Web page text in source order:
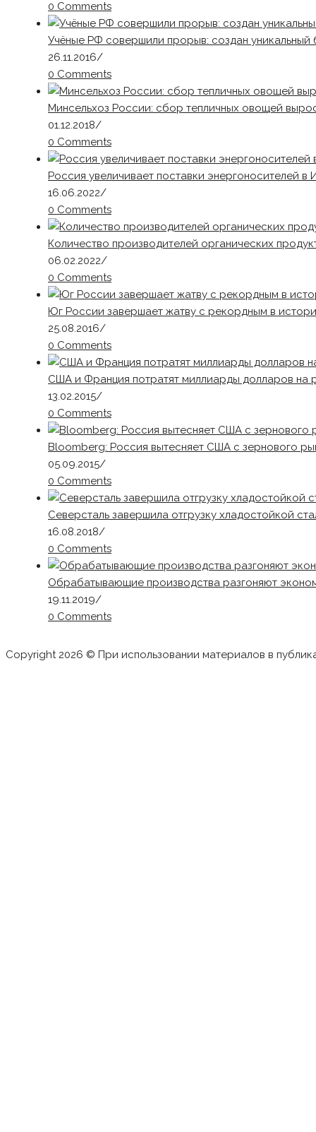
0 Comments
Учёные РФ совершили прорыв: создан
26.11.2016/
0 Comments
Минсельхоз России: сбор тепличных овощей
01.12.2018/
0 Comments
Россия увеличивает поставки энергоносителей в
16.06.2022/
0 Comments
Количество производителей органических
06.02.2022/
0 Comments
Юг России завершает жатву с рекордным в
25.08.2016/
0 Comments
США и Франция потратят миллиарды долларов на
13.02.2015/
0 Comments
Bloomberg: Россия вытесняет США с зернового
05.09.2015/
0 Comments
Северсталь завершила отгрузку хладостойкой
16.08.2018/
0 Comments
Обрабатывающие производства разгоняют
19.11.2019/
0 Comments
Copyright 2026 © При использовании материалов в